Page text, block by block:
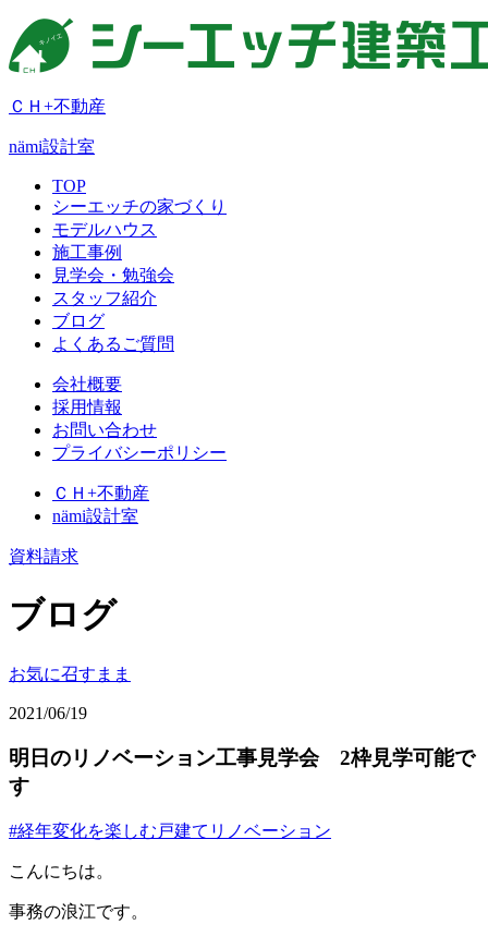
ＣＨ+不動産
nämi設計室
TOP
シーエッチの家づくり
モデルハウス
施工事例
見学会・勉強会
スタッフ紹介
ブログ
よくあるご質問
会社概要
採用情報
お問い合わせ
プライバシーポリシー
ＣＨ+不動産
nämi設計室
資料請求
ブログ
お気に召すまま
2021/06/19
明日のリノベーション工事見学会 2枠見学可能で
す
#経年変化を楽しむ戸建てリノベーション
こんにちは。
事務の浪江です。